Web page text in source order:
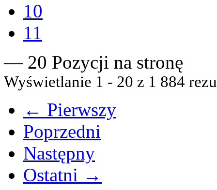
10
11
— 20 Pozycji na stronę
Wyświetlanie 1 - 20 z 1 884
← Pierwszy
Poprzedni
Następny
Ostatni →